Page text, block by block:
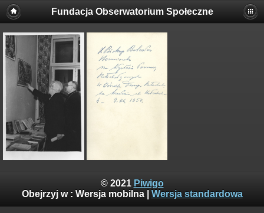
Fundacja Obserwatorium Społeczne
© 2021 Piwigo
Obejrzyj w : Wersja mobilna| Wersja standardowa